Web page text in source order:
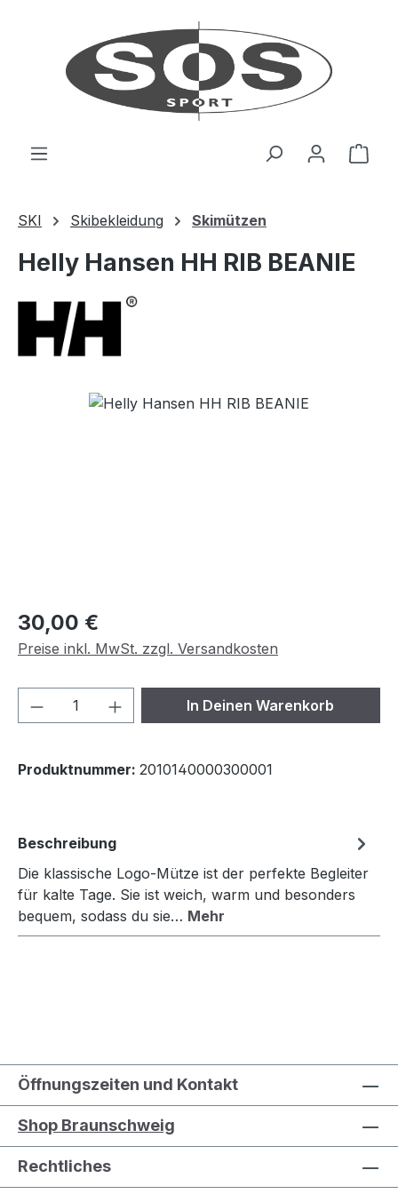
SKI Skibekleidung Skimützen
Helly Hansen HH RIB BEANIE
Bildergalerie überspringen
Regulärer Preis:
30,00 €
Preise inkl. MwSt. zzgl. Versandkosten
Produkt Anzahl: Gib denIn Deinen Warenkorb
Produktnummer: 2010140000300001
Beschreibung
Die klassische Logo-Mütze ist der perfekte Begleiter
für kalte Tage. Sie ist weich, warm und besonders
bequem, sodass du sie… Mehr
Öffnungszeiten und Kontakt
Shop Braunschweig
Rechtliches